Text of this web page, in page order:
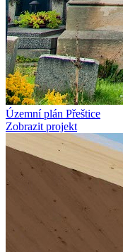
Územní plán Přeštice
Zobrazit projekt